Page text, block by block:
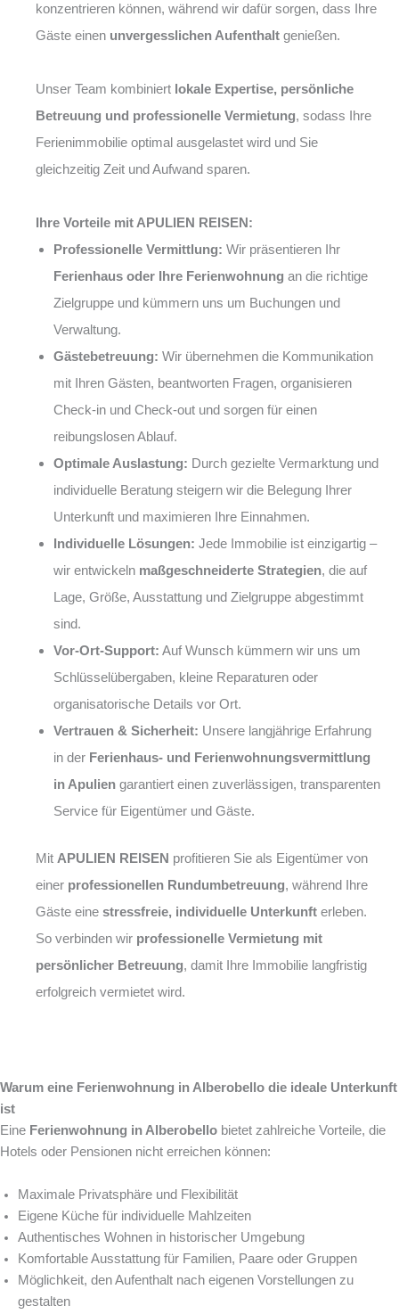
konzentrieren können, während wir dafür sorgen, dass Ihre
Gäste einen unvergesslichen Aufenthalt genießen.
Unser Team kombiniert lokale Expertise, persönliche
Betreuung und professionelle Vermietung, sodass Ihre
Ferienimmobilie optimal ausgelastet wird und Sie
gleichzeitig Zeit und Aufwand sparen.
Ihre Vorteile mit APULIEN REISEN:
Professionelle Vermittlung: Wir präsentieren Ihr
Ferienhaus oder Ihre Ferienwohnung an die richtige
Zielgruppe und kümmern uns um Buchungen und
Verwaltung.
Gästebetreuung: Wir übernehmen die Kommunikation
mit Ihren Gästen, beantworten Fragen, organisieren
Check-in und Check-out und sorgen für einen
reibungslosen Ablauf.
Optimale Auslastung: Durch gezielte Vermarktung und
individuelle Beratung steigern wir die Belegung Ihrer
Unterkunft und maximieren Ihre Einnahmen.
Individuelle Lösungen: Jede Immobilie ist einzigartig –
wir entwickeln maßgeschneiderte Strategien, die auf
Lage, Größe, Ausstattung und Zielgruppe abgestimmt
sind.
Vor-Ort-Support: Auf Wunsch kümmern wir uns um
Schlüsselübergaben, kleine Reparaturen oder
organisatorische Details vor Ort.
Vertrauen & Sicherheit: Unsere langjährige Erfahrung
in der Ferienhaus- und Ferienwohnungsvermittlung
in Apulien garantiert einen zuverlässigen, transparenten
Service für Eigentümer und Gäste.
Mit APULIEN REISEN profitieren Sie als Eigentümer von
einer professionellen Rundumbetreuung, während Ihre
Gäste eine stressfreie, individuelle Unterkunft erleben.
So verbinden wir professionelle Vermietung mit
persönlicher Betreuung, damit Ihre Immobilie langfristig
erfolgreich vermietet wird.
Warum eine Ferienwohnung in Alberobello die ideale Unterkunft
ist
Eine Ferienwohnung in Alberobello bietet zahlreiche Vorteile, die
Hotels oder Pensionen nicht erreichen können:
Maximale Privatsphäre und Flexibilität
Eigene Küche für individuelle Mahlzeiten
Authentisches Wohnen in historischer Umgebung
Komfortable Ausstattung für Familien, Paare oder Gruppen
Möglichkeit, den Aufenthalt nach eigenen Vorstellungen zu
gestalten